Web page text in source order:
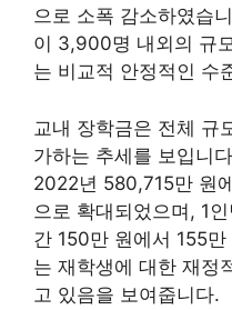
으로 소폭 감소하였습
이 3,900명 내외의 규
는 비교적 안정적인 수
교내 장학금은 전체 규
가하는 추세를 보입니
2022년 580,715만 원
으로 확대되었으며, 1
간 150만 원에서 155
는 재학생에 대한 재정
고 있음을 보여줍니다.